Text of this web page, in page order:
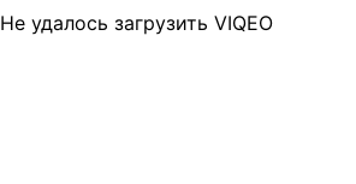
Не удалось загрузить VIQEO